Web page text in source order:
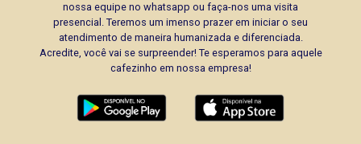
nossa equipe no whatsapp ou faça-nos uma visita
presencial. Teremos um imenso prazer em iniciar o seu
atendimento de maneira humanizada e diferenciada.
Acredite, você vai se surpreender! Te esperamos para aquele
cafezinho em nossa empresa!